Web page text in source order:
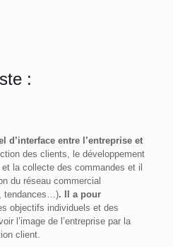
:
d’interface entre l’entreprise et
des clients, le développement
la collecte des commandes et il
du réseau commercial
tendances…). Il a pour
objectifs individuels et des
l’image de l’entreprise par la
client.